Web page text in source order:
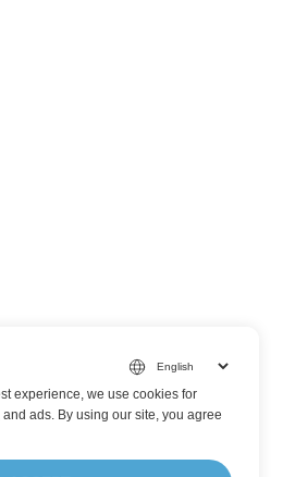
experience, we use cookies for
ads. By using our site, you agree